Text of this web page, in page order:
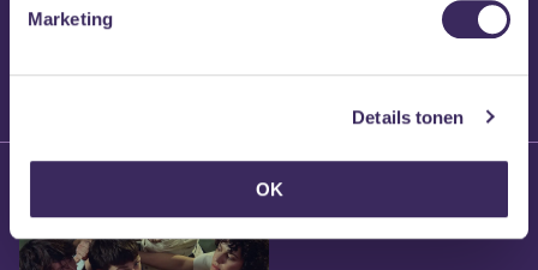
Marketing
Details tonen
OK
Brennt Vanneste
24 maart 2026
Willem’s Blog: Ão